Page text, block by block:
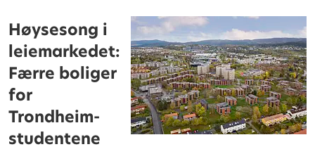
Høysesong i
leiemarkedet:
Færre boliger
for
Trondheim-
studentene